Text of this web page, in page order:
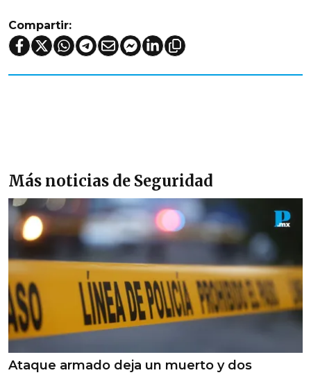
Compartir:
Más noticias de Seguridad
Ataque armado deja un muerto y dos